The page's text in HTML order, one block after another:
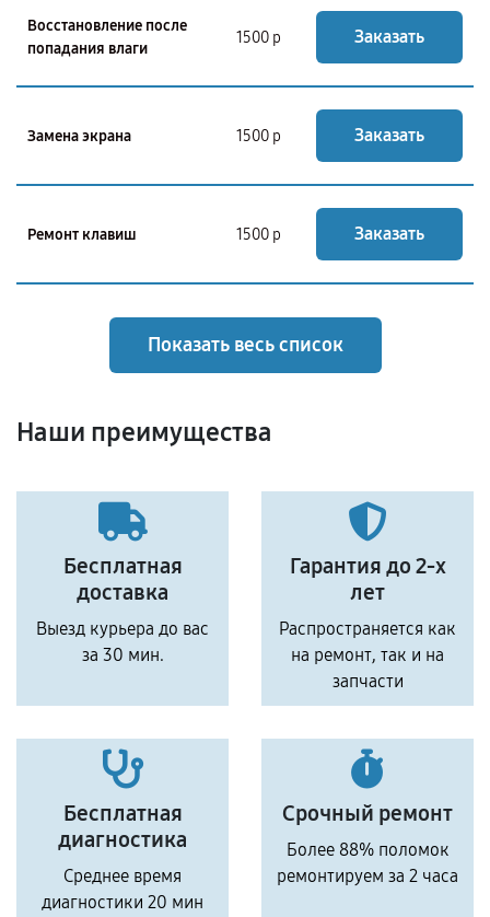
Восстановление после
попадания влаги
1500 р Заказать
Замена экрана 1500 р Заказать
Ремонт клавиш 1500 р Заказать
Показать весь список
Наши преимущества
Бесплатная
доставка
Выезд курьера до вас
за 30 мин.
Гарантия до 2-х
лет
Распространяется как
на ремонт, так и на
запчасти
Бесплатная
диагностика
Среднее время
диагностики 20 мин
Срочный ремонт
Более 88% поломок
ремонтируем за 2 часа